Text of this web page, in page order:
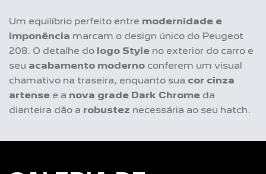
GALERIA DE
IMAGENS PEUGEOT
208